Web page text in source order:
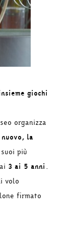
giochi
organizza
la
più
3 ai 5 anni.
volo
firmato